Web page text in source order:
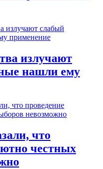
излучают
нашли ему
что
честных